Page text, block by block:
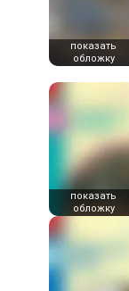
показать
обложку
показать
обложку